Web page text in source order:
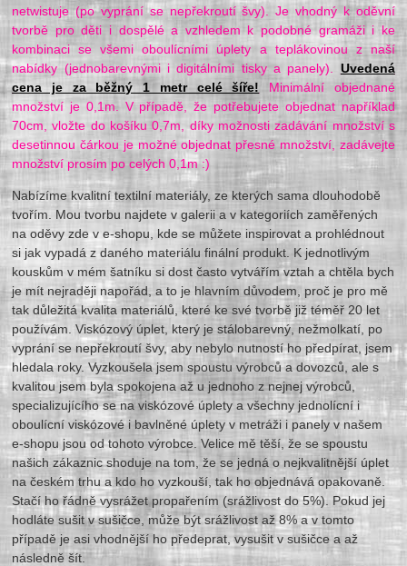
netwistuje (po vyprání se nepřekroutí švy). Je vhodný k oděvní
tvorbě pro děti i dospělé a vzhledem k podobné gramáži i ke
kombinaci se všemi oboulícními úplety a teplákovinou z naší
nabídky (jednobarevnými i digitálními tisky a panely). Uvedená
cena je za běžný 1 metr celé šíře! Minimální objednané
množství je 0,1m. V případě, že potřebujete objednat například
70cm, vložte do košíku 0,7m, díky možnosti zadávání množství s
desetinnou čárkou je možné objednat přesné množství, zadávejte
množství prosím po celých 0,1m :)
Nabízíme kvalitní textilní materiály, ze kterých sama dlouhodobě
tvořím. Mou tvorbu najdete v galerii a v kategoriích zaměřených
na oděvy zde v e-shopu, kde se můžete inspirovat a prohlédnout
si jak vypadá z daného materiálu finální produkt. K jednotlivým
kouskům v mém šatníku si dost často vytvářím vztah a chtěla bych
je mít nejraději napořád, a to je hlavním důvodem, proč je pro mě
tak důležitá kvalita materiálů, které ke své tvorbě již téměř 20 let
používám. Viskózový úplet, který je stálobarevný, nežmolkatí, po
vyprání se nepřekroutí švy, aby nebylo nutností ho předpírat, jsem
hledala roky. Vyzkoušela jsem spoustu výrobců a dovozců, ale s
kvalitou jsem byla spokojena až u jednoho z nejnej výrobců,
specializujícího se na viskózové úplety a všechny jednolícní i
oboulícní viskózové i bavlněné úplety v metráži i panely v našem
e-shopu jsou od tohoto výrobce. Velice mě těší, že se spoustu
našich zákaznic shoduje na tom, že se jedná o nejkvalitnější úplet
na českém trhu a kdo ho vyzkouší, tak ho objednává opakovaně.
Stačí ho řádně vysrážet propařením (srážlivost do 5%). Pokud jej
hodláte sušit v sušičce, může být srážlivost až 8% a v tomto
případě je asi vhodnější ho předeprat, vysušit v sušičce a až
následně šít.